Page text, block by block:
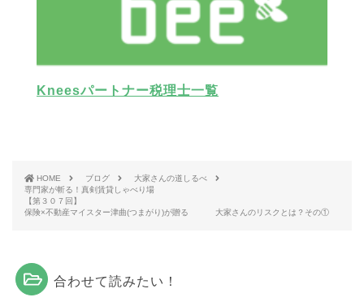
Kneesパートナー税理士一覧
HOME ブログ
大家さんの道しるべ
専門家が斬る！真剣賃貸しゃべり場
【第３０７回】
保険×不動産マイスター津曲(つまがり)が贈る 大家さんのリスクとは？その①
合わせて読みたい！